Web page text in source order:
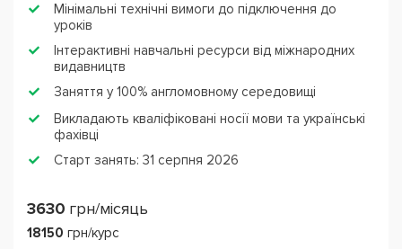
Мінімальні технічні вимоги до підключення до
уроків
Інтерактивні навчальні ресурси від міжнародних
видавництв
Заняття у 100% англомовному середовищі
Викладають кваліфіковані носії мови та українські
фахівці
Старт занять: 31 серпня 2026
3630 грн/місяць
18150 грн/курс